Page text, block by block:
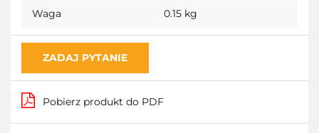
Waga 0.15 kg
ZADAJ PYTANIE
Pobierz produkt do PDF